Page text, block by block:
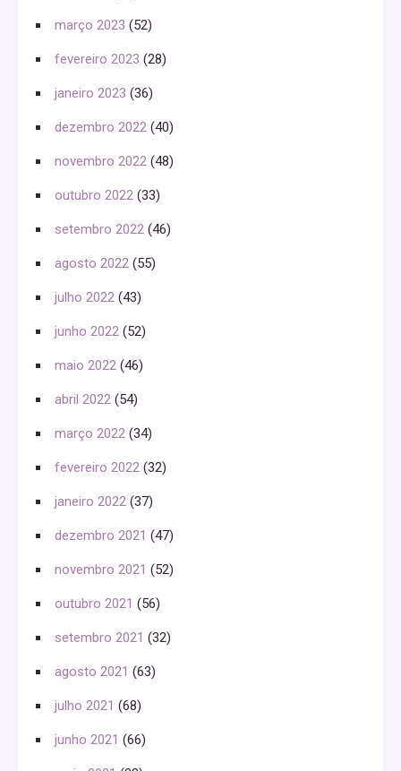
março 2023 (52)
fevereiro 2023 (28)
janeiro 2023 (36)
dezembro 2022 (40)
novembro 2022 (48)
outubro 2022 (33)
setembro 2022 (46)
agosto 2022 (55)
julho 2022 (43)
junho 2022 (52)
maio 2022 (46)
abril 2022 (54)
março 2022 (34)
fevereiro 2022 (32)
janeiro 2022 (37)
dezembro 2021 (47)
novembro 2021 (52)
outubro 2021 (56)
setembro 2021 (32)
agosto 2021 (63)
julho 2021 (68)
junho 2021 (66)